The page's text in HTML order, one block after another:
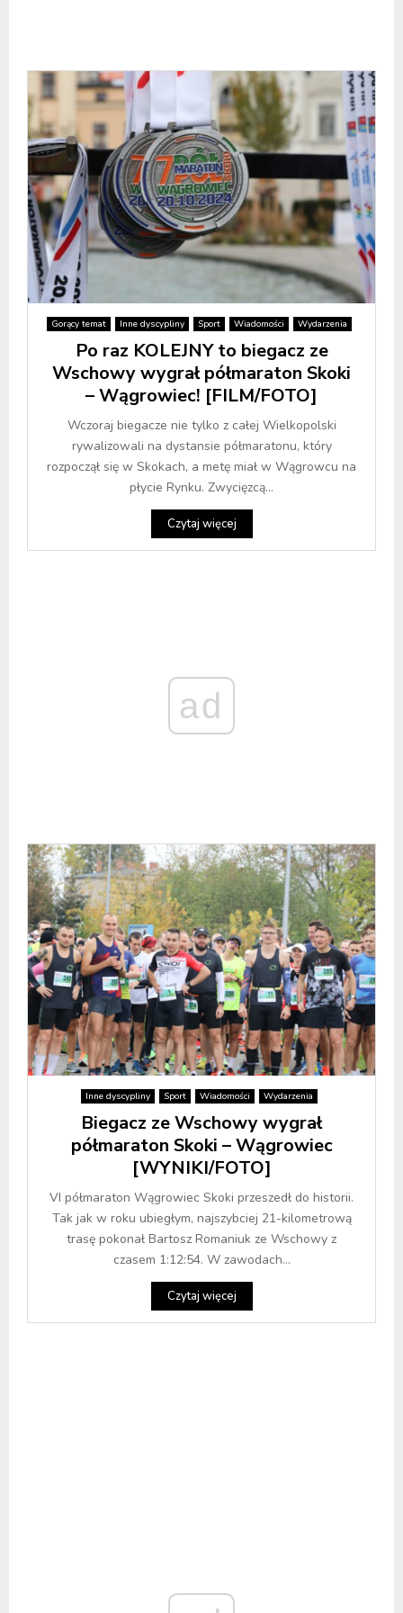
Gorący temat Inne dyscypliny Sport Wiadomości Wydarzenia
Po raz KOLEJNY to biegacz ze
Wschowy wygrał półmaraton Skoki
– Wągrowiec! [FILM/FOTO]
Wczoraj biegacze nie tylko z całej Wielkopolski
rywalizowali na dystansie półmaratonu, który
rozpoczął się w Skokach, a metę miał w Wągrowcu na
płycie Rynku. Zwycięzcą...
Czytaj więcej
ad
Inne dyscypliny Sport Wiadomości Wydarzenia
Biegacz ze Wschowy wygrał
półmaraton Skoki – Wągrowiec
[WYNIKI/FOTO]
VI półmaraton Wągrowiec Skoki przeszedł do historii.
Tak jak w roku ubiegłym, najszybciej 21-kilometrową
trasę pokonał Bartosz Romaniuk ze Wschowy z
czasem 1:12:54. W zawodach...
Czytaj więcej